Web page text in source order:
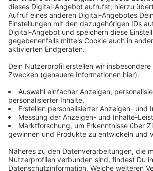
Immer auf dem
Verpass' nichts mehr - mit unserem
ANTENNE BAYERN Newsletter. Ob
Lifestyle oder unsere neuesten
informieren dich.
Zum Newsletter